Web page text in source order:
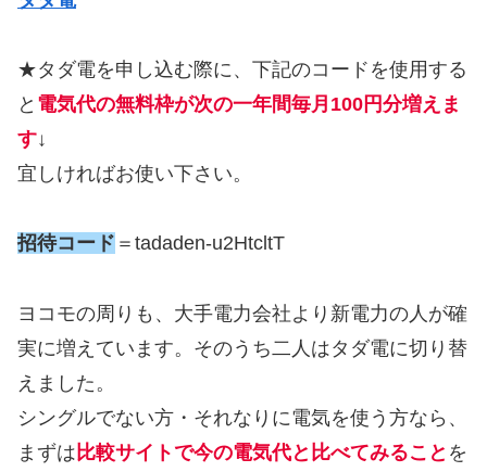
★タダ電を申し込む際に、下記のコードを使用する
と 電気代の無料枠が次の一年間毎月100円分増えま
す↓
宜しければお使い下さい。
招待コード ＝tadaden-u2HtcltT
ヨコモの周りも、大手電力会社より新電力の人が確
実に増えています。そのうち二人はタダ電に切り替
えました。
シングルでない方・それなりに電気を使う方なら、
まずは 比較サイトで今の電気代と比べてみること を